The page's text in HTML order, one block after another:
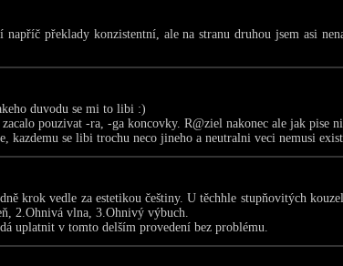
překlady konzistentní, ale na stranu druhou jsem asi
duvodu se mi to libi :)
pouzivat -ra, -ga koncovky. R@ziel nakonec ale jak pise
kazdemu se libi trochu neco jineho a neutralni veci nemusi
krok vedle za estetikou češtiny. U těchhle stupňovitých
2.Ohnivá vlna, 3.Ohnivý výbuch.
uplatnit v tomto delším provedení bez problému.